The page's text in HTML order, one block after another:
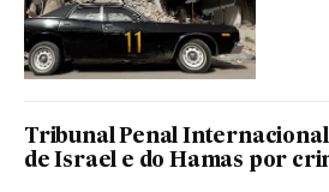
Tribunal Penal
de Israel e do Hamas por